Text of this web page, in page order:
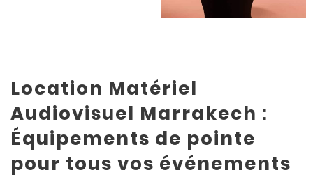
Location Matériel
Audiovisuel Marrakech :
Équipements de pointe
pour tous vos événements